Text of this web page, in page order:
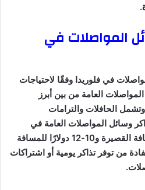
المواصلات في
في فلوريدا وفقًا لاحتياجات
العامة من بين أبرز
وتشمل الحافلات والترامات
وسائل المواصلات العامة في
فلوريدا بين 1-3 دولارات للمسافة القصيرة و10-12 دولارًا للمسافة
من توفر تذاكر يومية أو اشتراكات